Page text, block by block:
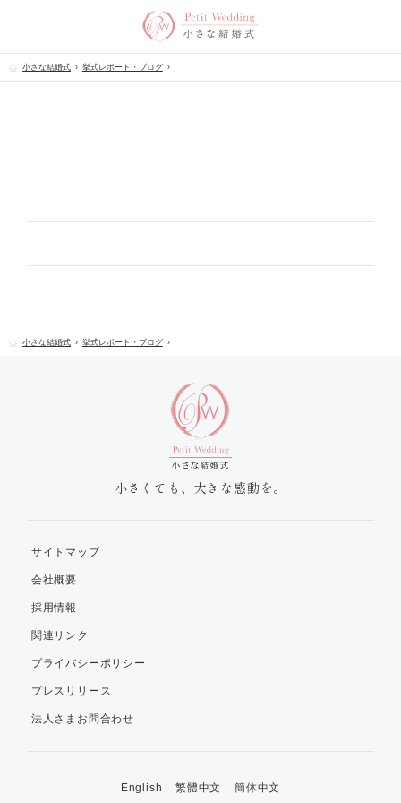
小さな結婚式 挙式レポート・ブログ
小さな結婚式 挙式レポート・ブログ
小さくても、大きな感動を。
サイトマップ
会社概要
採用情報
関連リンク
プライバシーポリシー
プレスリリース
法人さまお問合わせ
English 繁體中文 簡体中文